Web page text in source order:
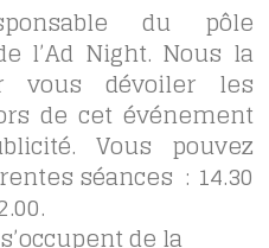
du pôle
l’Ad Night. Nous la
vous dévoiler les
de cet événement
Vous pouvez
séances : 14.30
de la